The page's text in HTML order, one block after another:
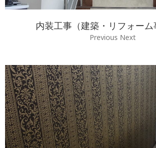
内装工事（建築・リフォーム
Previous Next